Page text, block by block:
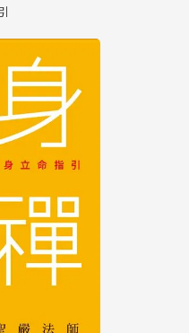
重要說明及資產合併結果
系統維護中，本站同步暫